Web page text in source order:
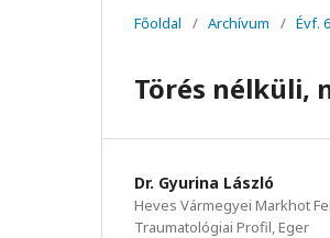
Főoldal / Archívum / Évf.
Törés nélküli,
Dr. Gyurina László
Heves Vármegyei Markhot
Traumatológiai Profil, Eger